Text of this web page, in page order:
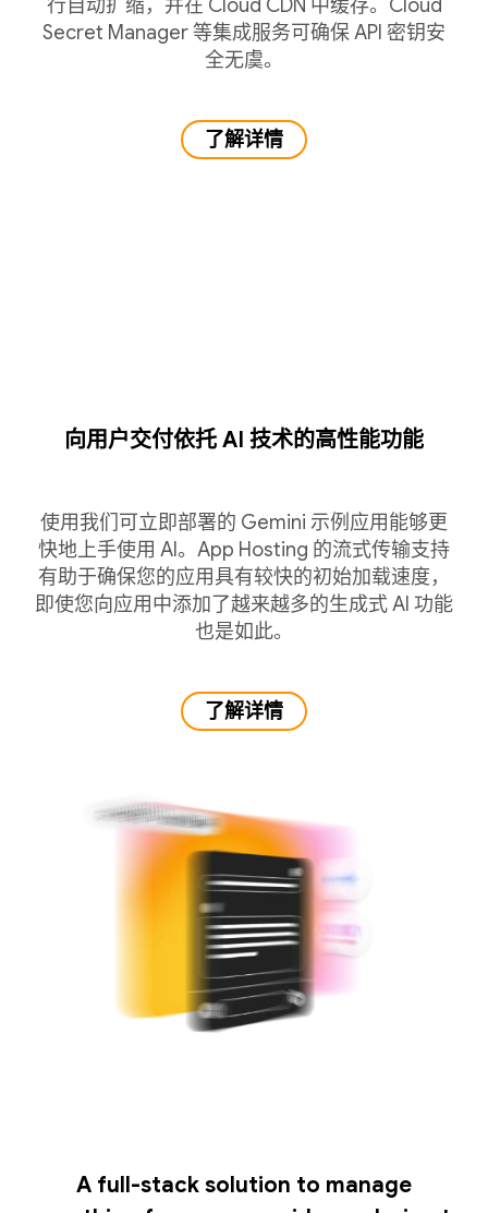
行自动扩缩，并在 Cloud CDN 中缓存。Cloud
Secret Manager 等集成服务可确保 API 密钥安
全无虞。
了解详情
向用户交付依托 AI 技术的高性能功能
使用我们可立即部署的 Gemini 示例应用能够更
快地上手使用 AI。App Hosting 的流式传输支持
有助于确保您的应用具有较快的初始加载速度，
即使您向应用中添加了越来越多的生成式 AI 功能
也是如此。
了解详情
A full-stack solution to manage